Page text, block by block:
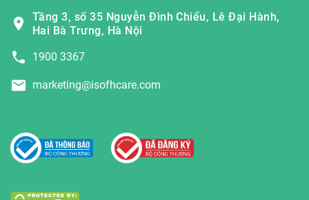
Tầng 3, số 35 Nguyễn Đình Chiểu, Lê Đại Hành,
Hai Bà Trưng, Hà Nội
1900 3367
marketing@isofhcare.com